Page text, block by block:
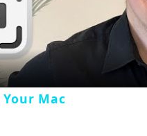
Video
Mac